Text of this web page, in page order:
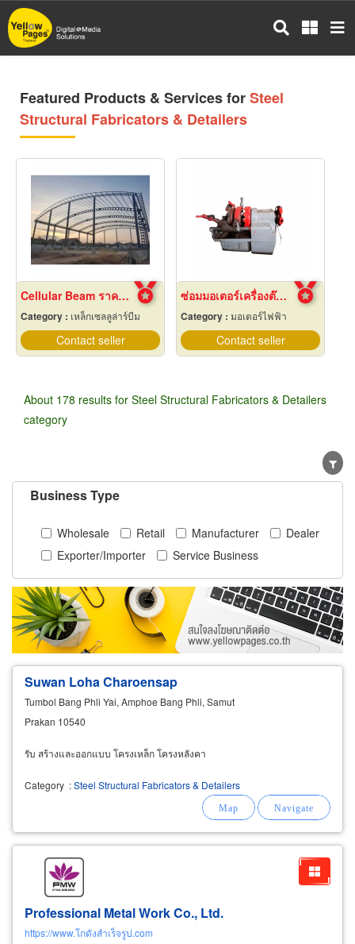
Skip
to
main
Featured Products & Services forSteel
Structural Fabricators & Detailers
Cellular Beam ราคาโรงงาน
Category : เหล็กเซลลูล่าร์บีม
Contact seller
ซ่อมมอเตอร์เครื่องต๊าปเกลียว
Category :มอเตอร์ไฟฟ้า
Contact seller
About 178 results for Steel Structural Fabricators & Detailers
category
Business Type
Wholesale Retail Manufacturer
Dealer
Exporter/Importer
Service Business
Suwan Loha Charoensap
Tumbol Bang Phli Yai, Amphoe Bang Phli, Samut
Prakan 10540
รับ สร้างและออกแบบ โครงเหล็ก โครงหลังคา
Category :Steel Structural Fabricators & Detailers
Professional Metal Work Co., Ltd.
https://www.โกดังสำเร็จรูป.com